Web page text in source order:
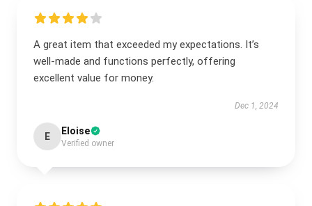
A great item that exceeded my expectations. It’s
well-made and functions perfectly, offering
excellent value for money.
Dec 1, 2024
E Eloise
Verified owner